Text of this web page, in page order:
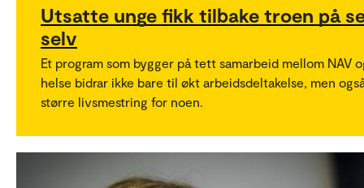
Utsatte unge fikk tilbake troen på
selv
Et program som bygger på tett samarbeid mellom NAV
helse bidrar ikke bare til økt arbeidsdeltakelse, men
større livsmestring for noen.